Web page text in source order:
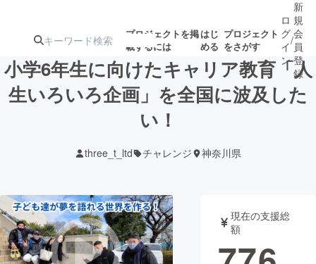
プロジェクトを掲
載するには
はじ
める
プロジェクト
をさがす
注目の新着プロ
テクノロジー・ガジェット
ロ
グ
イ
ン
/
新
規
会
員
登
録
小学6年生に向けたキャリア教育「人
生いろいろ企画」を全国に波及した
い！
three_t_ltd チャレンジ 神奈川県
現在の支援総
額